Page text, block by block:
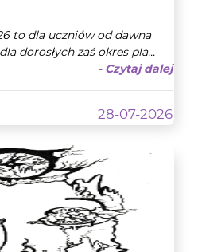
to dla uczniów od dawna
dorosłych zaś okres pla...
- Czytaj dalej
28-07-2026